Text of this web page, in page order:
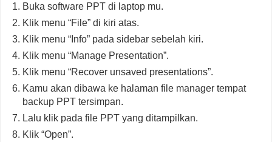
Buka software PPT di laptop mu.
Klik menu “File” di kiri atas.
Klik menu “Info” pada sidebar sebelah kiri.
Klik menu “Manage Presentation”.
Klik menu “Recover unsaved presentations”.
Kamu akan dibawa ke halaman file manager tempat
backup PPT tersimpan.
Lalu klik pada file PPT yang ditampilkan.
Klik “Open”.